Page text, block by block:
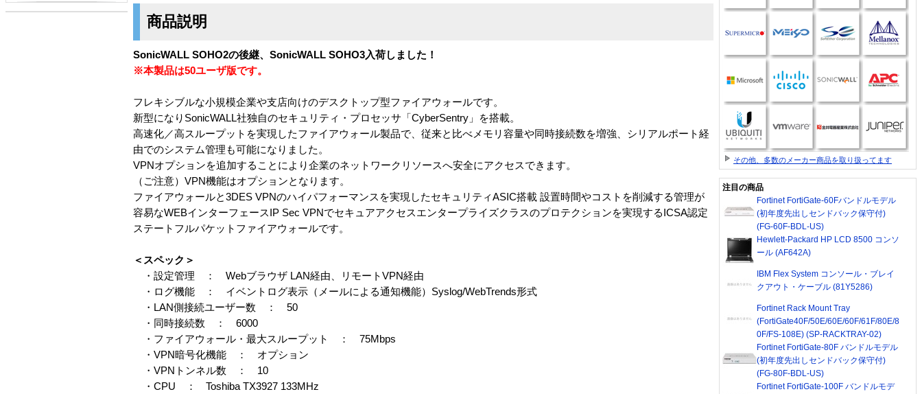
商品説明
SonicWALL SOHO2の後継、SonicWALL SOHO3入荷しました！
※本製品は50ユーザ版です。
フレキシブルな小規模企業や支店向けのデスクトップ型ファイアウォールです。
新型になりSonicWALL社独自のセキュリティ・プロセッサ「CyberSentry」を搭載。
高速化／高スループットを実現したファイアウォール製品で、従来と比べメモリ容量や同時接続数を増強、シリアルポート経
由でのシステム管理も可能になりました。
VPNオプションを追加することにより企業のネットワークリソースへ安全にアクセスできます。
（ご注意）VPN機能はオプションとなります。
ファイアウォールと3DES VPNのハイパフォーマンスを実現したセキュリティASIC搭載 設置時間やコストを削減する管理が
容易なWEBインターフェースIP Sec VPNでセキュアアクセスエンタープライズクラスのプロテクションを実現するICSA認定
ステートフルパケットファイアウォールです。
＜スペック＞
・設定管理 ： Webブラウザ LAN経由、リモートVPN経由
・ログ機能 ： イベントログ表示（メールによる通知機能）Syslog/WebTrends形式
・LAN側接続ユーザー数 ： 50
・同時接続数 ： 6000
・ファイアウォール・最大スループット ： 75Mbps
・VPN暗号化機能 ： オプション
・VPNトンネル数 ： 10
・CPU ： Toshiba TX3927 133MHz
その他、多数のメーカー商品を取り扱ってます
注目の商品
Fortinet FortiGate-60Fバンドルモデル
(初年度先出しセンドバック保守付)
(FG-60F-BDL-US)
Hewlett-Packard HP LCD 8500 コンソ
ール (AF642A)
IBM Flex System コンソール・ブレイ
クアウト・ケーブル (81Y5286)
Fortinet Rack Mount Tray
(FortiGate40F/50E/60E/60F/61F/80E/8
0F/FS-108E) (SP-RACKTRAY-02)
Fortinet FortiGate-80F バンドルモデル
(初年度先出しセンドバック保守付)
(FG-80F-BDL-US)
Fortinet FortiGate-100F バンドルモデ